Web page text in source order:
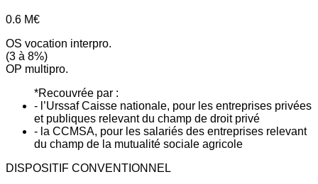
0.6 M€
OS vocation interpro.
(3 à 8%)
OP multipro.
*Recouvrée par :
- l’Urssaf Caisse nationale, pour les entreprises privées
et publiques relevant du champ de droit privé
- la CCMSA, pour les salariés des entreprises relevant
du champ de la mutualité sociale agricole
DISPOSITIF CONVENTIONNEL